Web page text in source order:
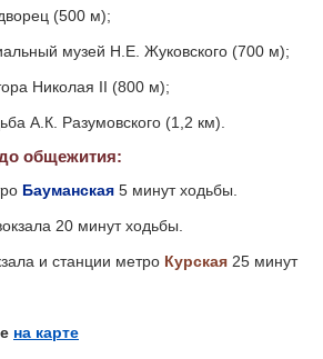
(500 м);
музей Н.Е. Жуковского (700 м);
Николая II (800 м);
А.К. Разумовского (1,2 км).
общежития:
Бауманская 5 минут ходьбы.
20 минут ходьбы.
и станции метро Курская 25 минут
на карте